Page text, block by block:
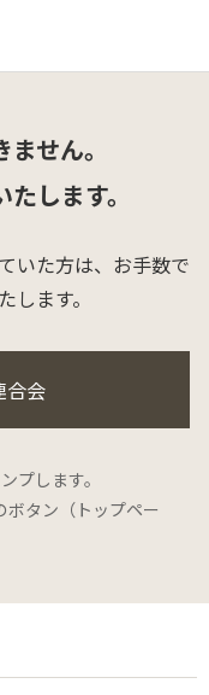
せん。
します。
いた方は、 お手数で
ます。
合会
プします。
タン（トップペー